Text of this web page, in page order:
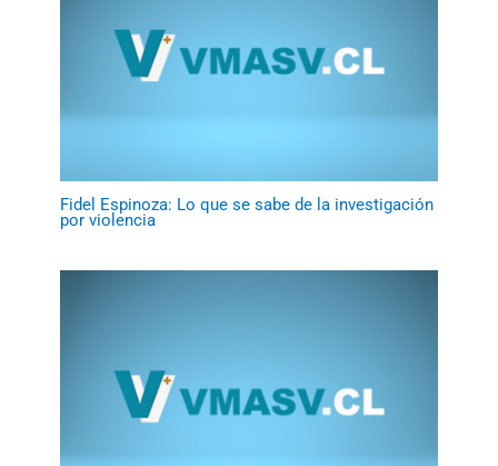
Fidel Espinoza: Lo que se sabe de la investigación
por violencia